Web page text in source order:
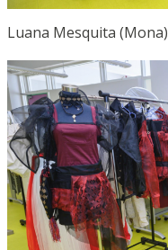
Luana Mesquita (Mona)